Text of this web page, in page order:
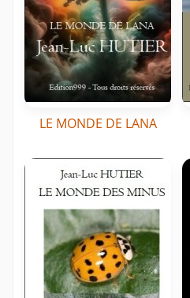
LE MONDE DE LANA